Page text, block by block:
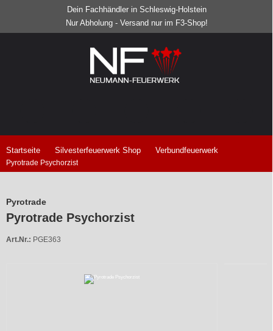
Dein Fachhändler in Schleswig-Holstein
Nur Abholung - Versand nur im F3-Shop!
Startseite Silvesterfeuerwerk Shop Verbundfeuerwerk
Pyrotrade Psychorzist
Pyrotrade
Pyrotrade Psychorzist
Art.Nr.: PGE363